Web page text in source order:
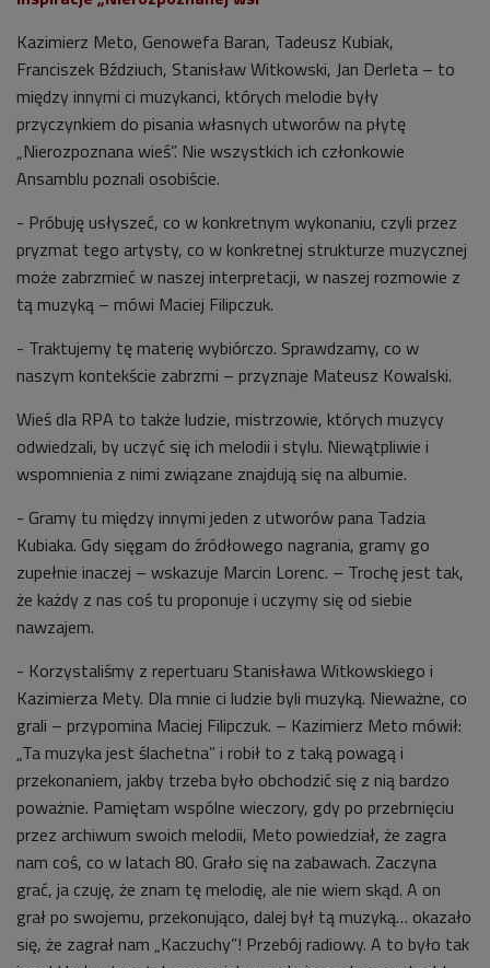
Kazimierz Meto, Genowefa Baran, Tadeusz Kubiak,
Franciszek Bździuch, Stanisław Witkowski, Jan Derleta – to
między innymi ci muzykanci, których melodie były
przyczynkiem do pisania własnych utworów na płytę
„Nierozpoznana wieś”. Nie wszystkich ich członkowie
Ansamblu poznali osobiście.
- Próbuję usłyszeć, co w konkretnym wykonaniu, czyli przez
pryzmat tego artysty, co w konkretnej strukturze muzycznej
może zabrzmieć w naszej interpretacji, w naszej rozmowie z
tą muzyką – mówi Maciej Filipczuk.
- Traktujemy tę materię wybiórczo. Sprawdzamy, co w
naszym kontekście zabrzmi – przyznaje Mateusz Kowalski.
Wieś dla RPA to także ludzie, mistrzowie, których muzycy
odwiedzali, by uczyć się ich melodii i stylu. Niewątpliwie i
wspomnienia z nimi związane znajdują się na albumie.
- Gramy tu między innymi jeden z utworów pana Tadzia
Kubiaka. Gdy sięgam do źródłowego nagrania, gramy go
zupełnie inaczej – wskazuje Marcin Lorenc. – Trochę jest tak,
że każdy z nas coś tu proponuje i uczymy się od siebie
nawzajem.
- Korzystaliśmy z repertuaru Stanisława Witkowskiego i
Kazimierza Mety. Dla mnie ci ludzie byli muzyką. Nieważne, co
grali – przypomina Maciej Filipczuk. – Kazimierz Meto mówił:
„Ta muzyka jest ślachetna” i robił to z taką powagą i
przekonaniem, jakby trzeba było obchodzić się z nią bardzo
poważnie. Pamiętam wspólne wieczory, gdy po przebrnięciu
przez archiwum swoich melodii, Meto powiedział, że zagra
nam coś, co w latach 80. Grało się na zabawach. Zaczyna
grać, ja czuję, że znam tę melodię, ale nie wiem skąd. A on
grał po swojemu, przekonująco, dalej był tą muzyką… okazało
się, że zagrał nam „Kaczuchy”! Przebój radiowy. A to było tak